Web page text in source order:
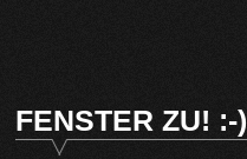
FENSTER ZU! :-)